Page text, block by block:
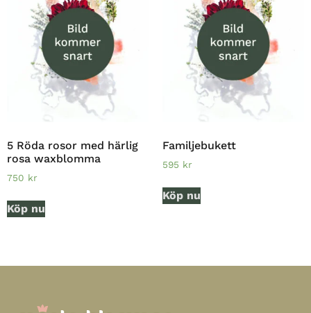
5 Röda rosor med härlig
rosa waxblomma
750 kr
Köp nu
Familjebukett
595 kr
Köp nu